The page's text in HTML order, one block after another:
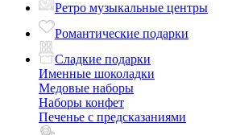
Ретро музыкальные центры
Романтические подарки
Сладкие подарки
Именные шоколадки
Медовые наборы
Наборы конфет
Печенье с предсказаниями